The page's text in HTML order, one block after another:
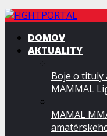
DOMOV
AKTUALITY
Boje o tituly
MAMMAL
MAMAL